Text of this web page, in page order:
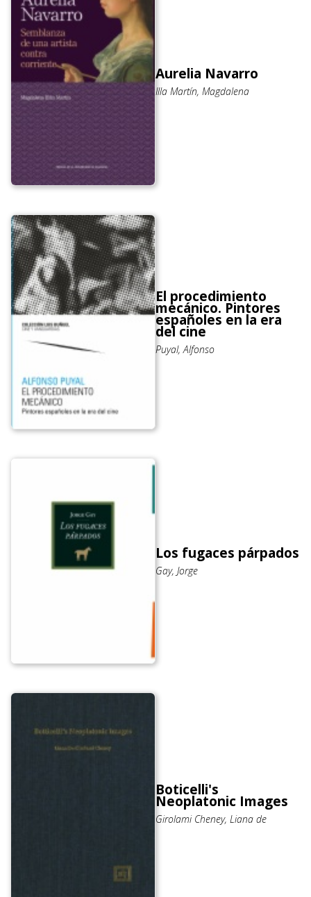
Aurelia Navarro
Illa Martín, Magdalena
El procedimiento
mecánico. Pintores
españoles en la era
del cine
Puyal, Alfonso
Los fugaces párpados
Gay, Jorge
Boticelli's
Neoplatonic Images
Girolami Cheney, Liana de